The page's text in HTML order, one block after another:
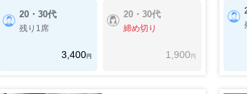
20・30代
残り1席
3,400円
20・30代
締め切り
1,900 円